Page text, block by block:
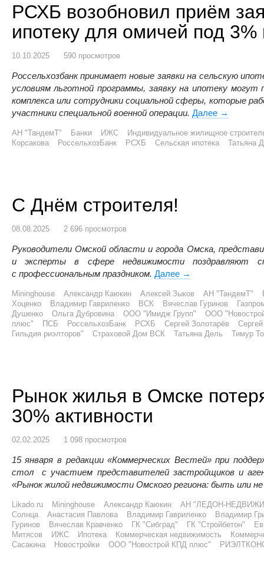
РСХБ возобновил приём
ипотеку для омичей под 3%
10.10.2025 590 просмотров
Россельхозбанк принимает новые заявки на сельскую
условиям льготной программы, заявку на ипотеку могут
комплекса или сотрудники социальной сферы, которые
участники специальной военной операции. Далее РСХБ
→
АН "ТандемТ" Банки ИЖС
Индивидуальное жилищное
Корсакова
РоссельхозБанк РСХБ Сельская ипотека Татьяна
С Днём строителя!
08.08.2025 2 696 просмотров
Руководители Омской области и города Омска,
и эксперты в сфере недвижимости поздравляют
с профессиональным праздником. Далее С Днём строителя!
→
Mininghouse Александр Каюкин Алексей Зыков АН "ТандемТ"
Хоценко
Владимир Гавриленко ВСК Вячеслав Гуринов
Душенко
Ольга Дубровина ООО "Имидж Групп"
ООО
плюс"
ПСБ РоссельхозБанк РСХБ Сергей Золотарёв
Гильдия риэлторов"
Страховой Дом ВСК Татьяна Дель Тимур
Рынок жилья в Омске
30% активности
02.02.2025 1 098 просмотров
15 января в редакции «Коммерческих Вестей» при
стол с участием представителей застройщиков и
«Рынок жилой недвижимости Омского региона: быть или
Likado.ru Mininghouse Александр Каюкин
АН "ЛЕДОН-
Солнца
Анастасия Павлова Владимир Гавриленко
Владимир
Гуринов
Вячеслав Кравченко ГК "Сибград" ГК "Стройбетон"
Митясов
ИЖС Ипотека Коммерческая недвижимость
Сасакина
Новостройки ООО "Новострой КПД плюс"